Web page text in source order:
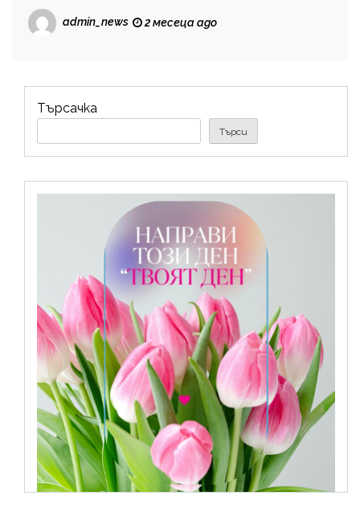
admin_news 2 месеца ago
Търсачка
Търси